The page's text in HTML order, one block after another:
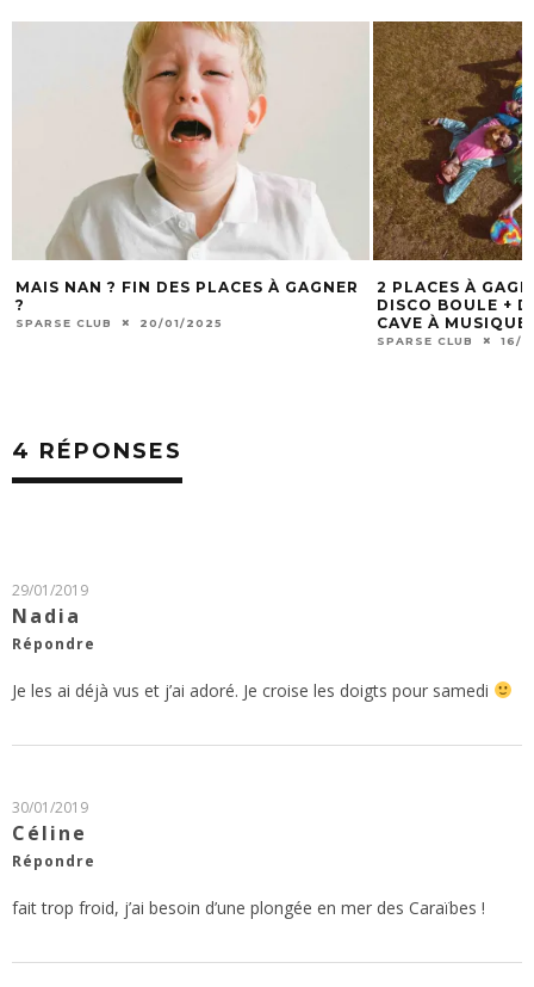
MAIS NAN ? FIN DES PLACES À GAGNER
?
SPARSE CLUB 20/01/2025
2 PLACES À
DISCO BOULE +
CAVE À
SPARSE CLUB 16/
4 RÉPONSES
29/01/2019
Nadia
Répondre
Je les ai déjà vus et j’ai adoré. Je croise les doigts pour samedi
30/01/2019
Céline
Répondre
fait trop froid, j’ai besoin d’une plongée en mer des Caraïbes !